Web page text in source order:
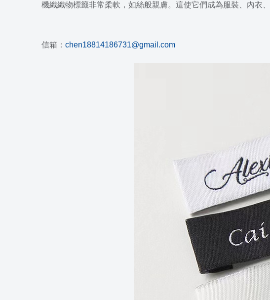
機織織物標籤非常柔軟，如絲般親膚。 這使它們成為服裝、內衣
信箱： chen18814186731@gmail.com